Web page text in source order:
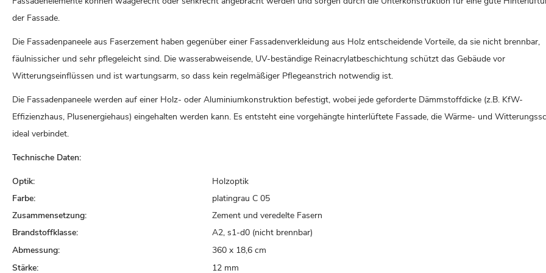
der Fassade.
Die Fassadenpaneele aus Faserzement haben gegenüber einer Fassadenverkleidung aus Holz entscheidende Vorteile, da sie nicht brennbar,
fäulnissicher und sehr pflegeleicht sind. Die wasserabweisende, UV-beständige Reinacrylatbeschichtung schützt das Gebäude vor
Witterungseinflüssen und ist wartungsarm, so dass kein regelmäßiger Pflegeanstrich notwendig ist.
Die Fassadenpaneele werden auf einer Holz- oder Aluminiumkonstruktion befestigt, wobei jede geforderte Dämmstoffdicke (z.B. KfW-
Effizienzhaus, Plusenergiehaus) eingehalten werden kann. Es entsteht eine vorgehängte hinterlüftete Fassade, die Wärme- und
ideal verbindet.
Technische Daten:
Optik:
Holzoptik
Farbe:
platingrau C 05
Zusammensetzung:
Zement und veredelte Fasern
Brandstoffklasse:
A2, s1-d0 (nicht brennbar)
Abmessung:
360 x 18,6 cm
Stärke:
12 mm